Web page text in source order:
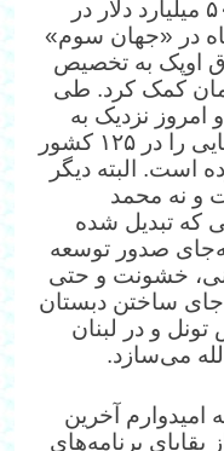
بین‌‌المللی به تخصیص بیش از ۵۰ میلیارد دلار در
در «جهان سوم»
اوپک به تخصیص
آن آرمان کمک کرد. طی
امروز نزدیک به
یک میلیارد دلار است و برنامه‌هایی را در ۱۲۵ کشور
است. البته دیگر
و نه محمد
که تبدیل شده
صدور توسعه
خشونت و حتی
ساختن دبستان
و در لبنان
می‌سازد.
امیدوارم آخرین
بقایای برنامه‌های